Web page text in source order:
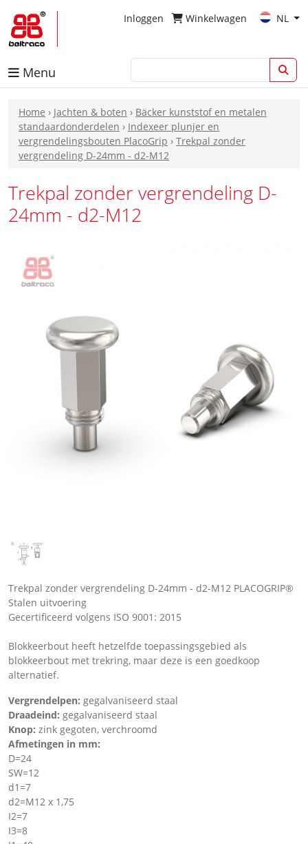
Inloggen Winkelwagen NL
Menu
Home › Jachten & boten › Bäcker kunststof en metalen
standaardonderdelen › Indexeer plunjer en
vergrendelingsbouten PlacoGrip › Trekpal zonder
vergrendeling D-24mm - d2-M12
Trekpal zonder vergrendeling D-
24mm - d2-M12
Trekpal zonder vergrendeling D-24mm - d2-M12 PLACOGRIP®
Stalen uitvoering
Gecertificeerd volgens ISO 9001: 2015
Blokkeerbout heeft hetzelfde toepassingsgebied als
blokkeerbout met trekring, maar deze is een goedkoop
alternatief.
Vergrendelpen: gegalvaniseerd staal
Draadeind: gegalvaniseerd staal
Knop: zink gegoten, verchroomd
Afmetingen in mm:
D=24
SW=12
d1=7
d2=M12 x 1,75
I2=7
I3=8